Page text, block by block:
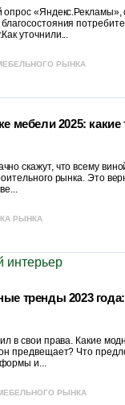
опрос «Яндекс.Рекламы»,
уточнили...
РЫНКА
мебели 2025:
скажут, что всему
рынка. Это
РЫНКА
тренды 2023 года:
в свои права. Какие
предвещает? Что
и...
РЫНКА